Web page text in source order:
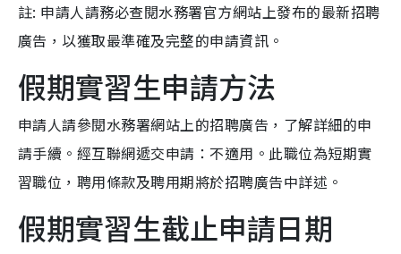
註: 申請人請務必查閱水務署官方網站上發布的最新招聘
廣告，以獲取最準確及完整的申請資訊。
假期實習生申請方法
申請人請參閱水務署網站上的招聘廣告，了解詳細的申
請手續。經互聯網遞交申請：不適用。此職位為短期實
習職位，聘用條款及聘用期將於招聘廣告中詳述。
假期實習生截止申請日期